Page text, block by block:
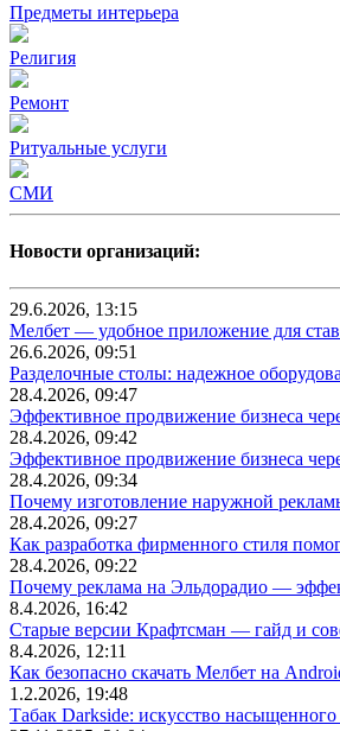
Предметы интерьера
Религия
Ремонт
Ритуальные услуги
СМИ
Новости организаций:
29.6.2026, 13:15
Мелбет — удобное приложение для
26.6.2026, 09:51
Разделочные столы: надежное
28.4.2026, 09:47
Эффективное продвижение бизнеса
28.4.2026, 09:42
Эффективное продвижение бизнеса
28.4.2026, 09:34
Почему изготовление наружной
28.4.2026, 09:27
Как разработка фирменного стиля
28.4.2026, 09:22
Почему реклама на Эльдорадио —
8.4.2026, 16:42
Старые версии Крафтсман — гайд и
8.4.2026, 12:11
Как безопасно скачать Мелбет на
1.2.2026, 19:48
Табак Darkside: искусство